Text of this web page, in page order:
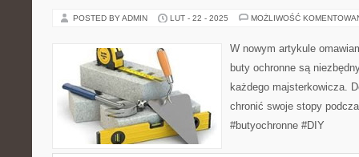
POSTED BY ADMIN LUT - 22 - 2025 MOŻLIWOŚĆ
W nowym artykule
buty ochronne są
każdego majsterkowicza.
chronić swoje stopy
#butyochronne #DIY